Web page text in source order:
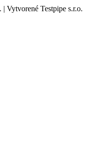
Vytvorené Testpipe s.r.o.